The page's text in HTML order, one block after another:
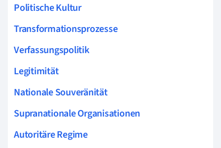
Politische Kultur
Transformationsprozesse
Verfassungspolitik
Legitimität
Nationale Souveränität
Supranationale Organisationen
Autoritäre Regime